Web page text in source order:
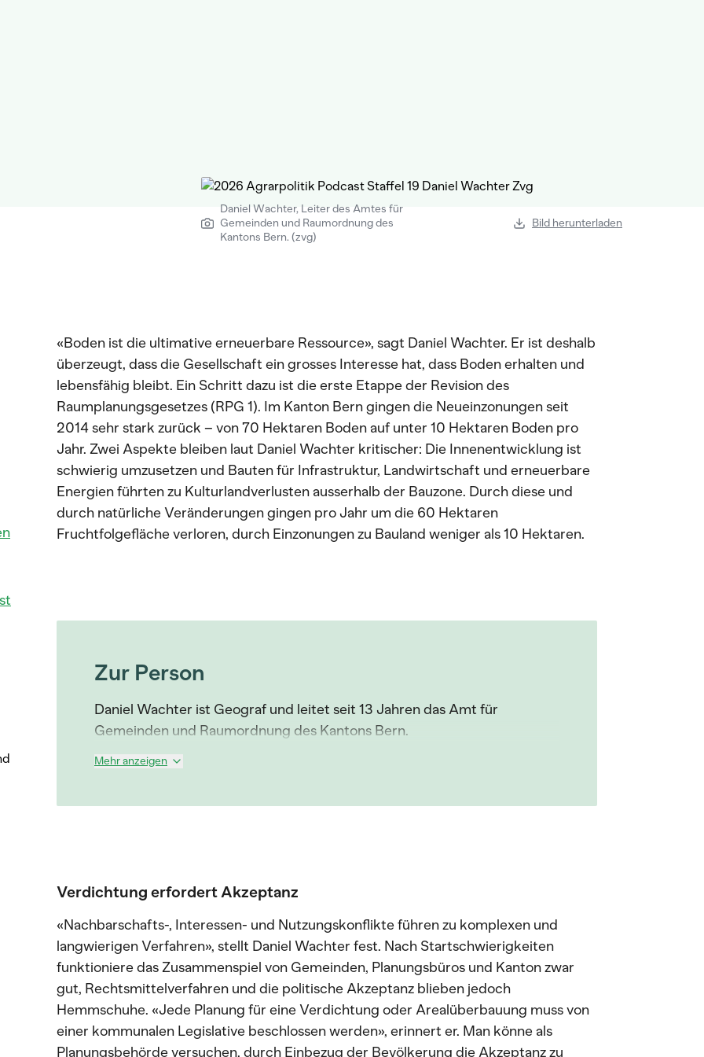
Daniel Wachter, Leiter des Amtes für
Gemeinden und Raumordnung des
Kantons Bern. (zvg)
Bild herunterladen
«Boden ist die ultimative erneuerbare Ressource», sagt Daniel Wachter. Er ist deshalb
überzeugt, dass die Gesellschaft ein grosses Interesse hat, dass Boden erhalten und
lebensfähig bleibt. Ein Schritt dazu ist die erste Etappe der Revision des
Raumplanungsgesetzes (RPG 1). Im Kanton Bern gingen die Neueinzonungen seit
2014 sehr stark zurück – von 70 Hektaren Boden auf unter 10 Hektaren Boden pro
Jahr. Zwei Aspekte bleiben laut Daniel Wachter kritischer: Die Innenentwicklung ist
schwierig umzusetzen und Bauten für Infrastruktur, Landwirtschaft und erneuerbare
Energien führten zu Kulturlandverlusten ausserhalb der Bauzone. Durch diese und
durch natürliche Veränderungen gingen pro Jahr um die 60 Hektaren
Fruchtfolgefläche verloren, durch Einzonungen zu Bauland weniger als 10 Hektaren.
Zur Person
Daniel Wachter ist Geograf und leitet seit 13 Jahren das Amt für
Gemeinden und Raumordnung des Kantons Bern.
Mehr anzeigen
Verdichtung erfordert Akzeptanz
«Nachbarschafts-, Interessen- und Nutzungskonflikte führen zu komplexen und
langwierigen Verfahren», stellt Daniel Wachter fest. Nach Startschwierigkeiten
funktioniere das Zusammenspiel von Gemeinden, Planungsbüros und Kanton zwar
gut, Rechtsmittelverfahren und die politische Akzeptanz blieben jedoch
Hemmschuhe. «Jede Planung für eine Verdichtung oder Arealüberbauung muss von
einer kommunalen Legislative beschlossen werden», erinnert er. Man könne als
Planungsbehörde versuchen, durch Einbezug der Bevölkerung die Akzeptanz zu